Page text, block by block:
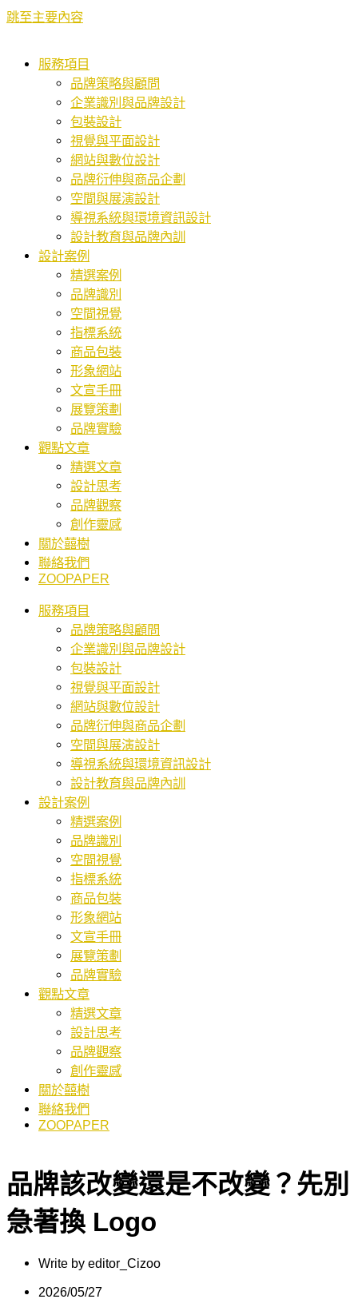
跳至主要內容
服務項目
品牌策略與顧問
企業識別與品牌設計
包裝設計
視覺與平面設計
網站與數位設計
品牌衍伸與商品企劃
空間與展演設計
導視系統與環境資訊設計
設計教育與品牌內訓
設計案例
精選案例
品牌識別
空間視覺
指標系統
商品包裝
形象網站
文宣手冊
展覽策劃
品牌實驗
觀點文章
精選文章
設計思考
品牌觀察
創作靈感
關於囍樹
聯絡我們
ZOOPAPER
服務項目
品牌策略與顧問
企業識別與品牌設計
包裝設計
視覺與平面設計
網站與數位設計
品牌衍伸與商品企劃
空間與展演設計
導視系統與環境資訊設計
設計教育與品牌內訓
設計案例
精選案例
品牌識別
空間視覺
指標系統
商品包裝
形象網站
文宣手冊
展覽策劃
品牌實驗
觀點文章
精選文章
設計思考
品牌觀察
創作靈感
關於囍樹
聯絡我們
ZOOPAPER
品牌該改變還是不改變？先別
急著換 Logo
Write by editor_Cizoo
2026/05/27